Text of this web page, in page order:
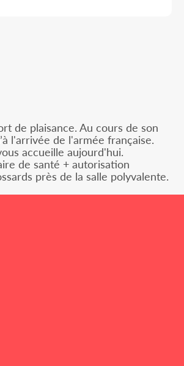
de plaisance. Au cours de son
l'arrivée de l'armée française.
accueille aujourd'hui.
de santé + autorisation
près de la salle polyvalente.